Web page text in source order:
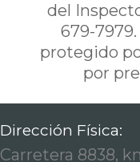
del
679-
protegido
por
Dirección Física:
Carretera 8838,